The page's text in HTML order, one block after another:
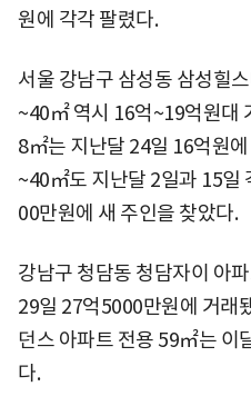
원에 각각 팔렸다.
서울 강남구 삼성동 삼성힐
~40㎡ 역시 16억~19억원대
8㎡는 지난달 24일 16억원
~40㎡도 지난달 2일과 15
00만원에 새 주인을 찾았다.
강남구 청담동 청담자이 아
29일 27억5000만원에 거래
던스 아파트 전용 59㎡는 이
다.